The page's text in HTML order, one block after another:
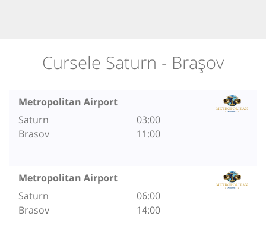
Cursele Saturn - Brașov
Metropolitan Airport
Saturn
Brasov
03:00
11:00
Metropolitan Airport
Saturn
Brasov
06:00
14:00